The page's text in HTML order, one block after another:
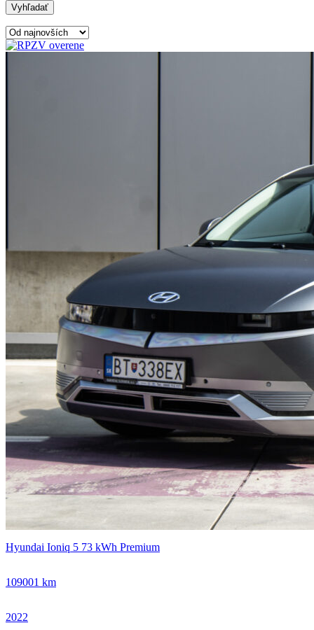
Vyhľadať
Hyundai Ioniq 5 73 kWh Premium
109001 km
2022